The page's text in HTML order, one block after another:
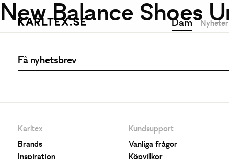
Dam Nyheter
New Balance Shoes
Karltex
Brands
Kundsupport
Vanliga frågor